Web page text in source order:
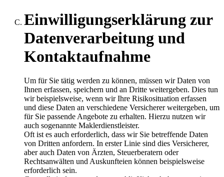
Einwilligungserklärung zur
Datenverarbeitung und
Kontaktaufnahme
Um für Sie tätig werden zu können, müssen wir Daten von
Ihnen erfassen, speichern und an Dritte weitergeben. Dies tun
wir beispielsweise, wenn wir Ihre Risikosituation erfassen
und diese Daten an verschiedene Versicherer weitergeben, um
für Sie passende Angebote zu erhalten. Hierzu nutzen wir
auch sogenannte Maklerdienstleister.
Oft ist es auch erforderlich, dass wir Sie betreffende Daten
von Dritten anfordern. In erster Linie sind dies Versicherer,
aber auch Daten von Ärzten, Steuerberatern oder
Rechtsanwälten und Auskunfteien können beispielsweise
erforderlich sein.